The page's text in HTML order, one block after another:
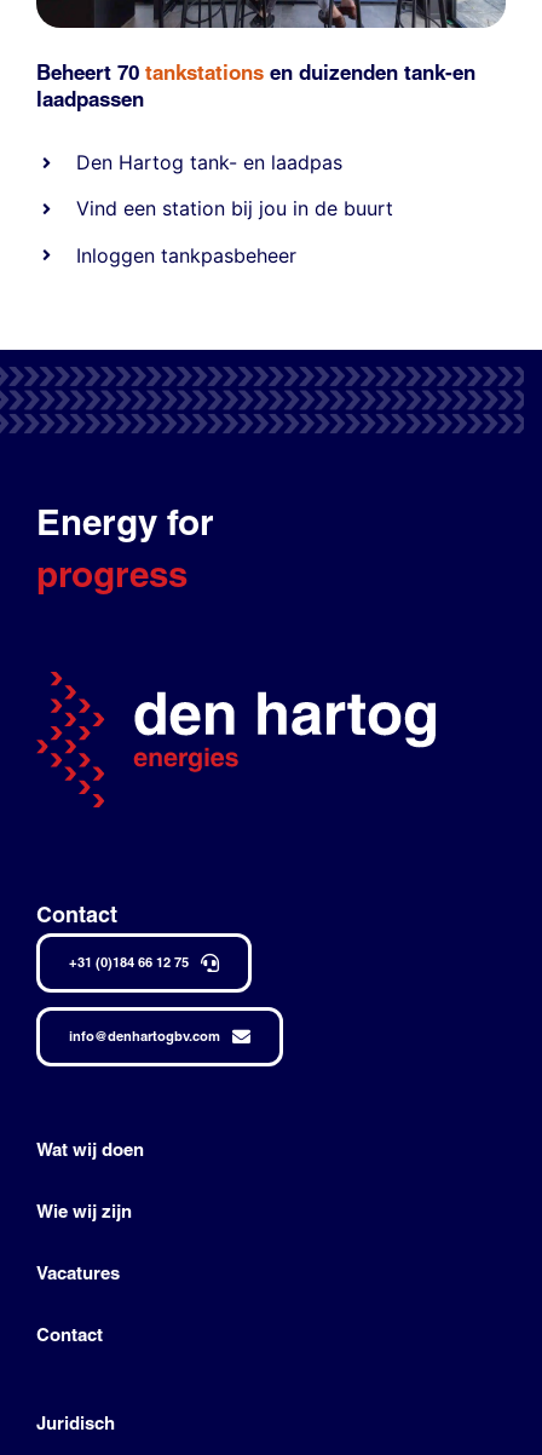
Beheert 70 tankstations en duizenden tank-en
laadpassen
Den Hartog tank- en laadpas
Vind een station bij jou in de buurt
Inloggen tankpasbeheer
Energy for
progress
Contact
+31 (0)184 66 12 75
info@denhartogbv.com
Wat wij doen
Wie wij zijn
Vacatures
Contact
Juridisch